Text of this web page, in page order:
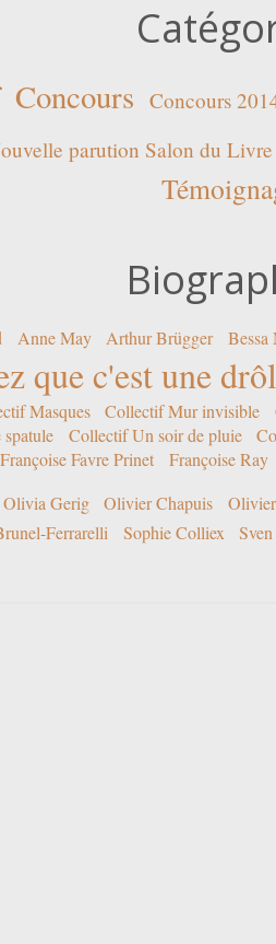
Concours Concours
parution Salon du
Anne May Arthur Brügger
que c'est une
Masques Collectif Mur invisible
Collectif Un soir de pluie
Françoise Favre Prinet Françoise Ray
Olivia Gerig Olivier Chapuis
Ferrarelli
Sophie Colliex